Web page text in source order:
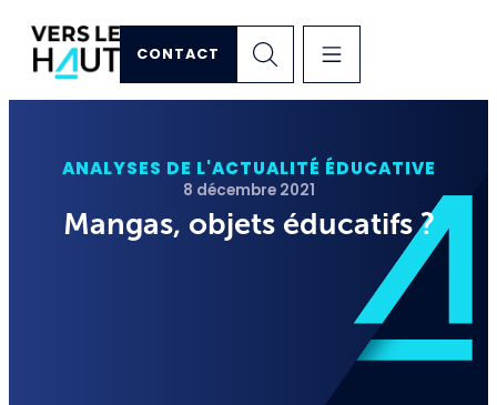
CONTACT
ANALYSES DE L'ACTUALITÉ ÉDUCATIVE
8 décembre 2021
Mangas, objets éducatifs ?